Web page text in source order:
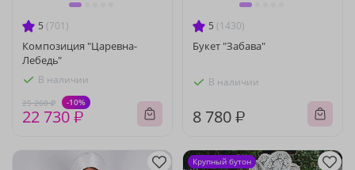
5 (701)
Композиция "Царевна-
Лебедь"
В наличии
25 260 ₽ -10%
22 730 ₽
5 (1430)
Букет "Забава"
В наличии
8 780 ₽
Крупный бутон